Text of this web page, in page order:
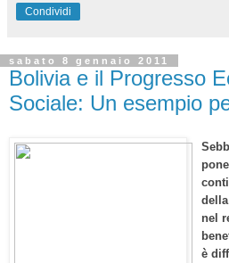
Condividi
sabato 8 gennaio 2011
Bolivia e il Progresso
Sociale: Un esempio
nel
è